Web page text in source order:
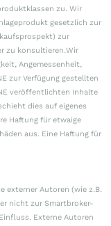
zu. Wir
gesetzlich zur
zur
zu konsultieren.Wir
Angemessenheit,
zur Verfügung gestellten
veröffentlichten Inhalte
dies auf eigenes
Haftung für etwaige
aus. Eine Haftung für
externer Autoren (wie z.B.
nicht zur Smartbroker-
Externe Autoren